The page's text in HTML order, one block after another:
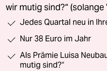
wir mutig sind?“
Jedes Quartal neu in
Nur 38 Euro im Jahr
Als Prämie Luisa
mutig sind?“